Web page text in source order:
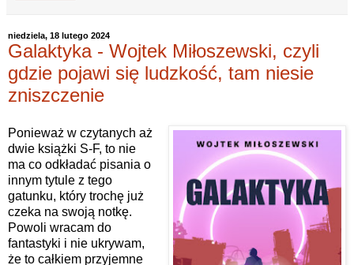
niedziela, 18 lutego 2024
Galaktyka - Wojtek Miłoszewski, czyli
gdzie pojawi się ludzkość, tam niesie
zniszczenie
Ponieważ w czytanych aż
dwie książki S-F, to nie
ma co odkładać pisania o
innym tytule z tego
gatunku, który trochę już
czeka na swoją notkę.
Powoli wracam do
fantastyki i nie ukrywam,
że to całkiem przyjemne